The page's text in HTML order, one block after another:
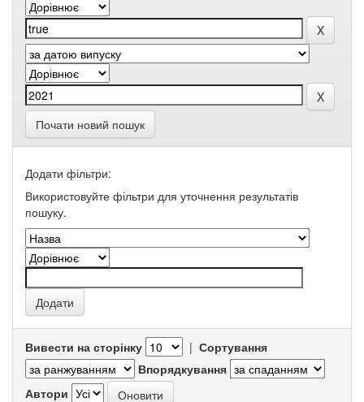
Почати новий пошук
Додати фільтри:
Використовуйте фільтри для уточнення результатів
пошуку.
Вивести на сторінку | Сортування
Впорядкування
Автори